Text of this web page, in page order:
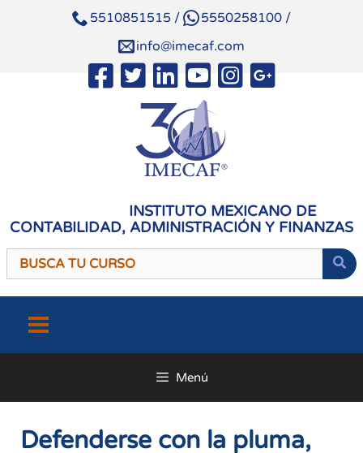
5510851515 / 5550258100 /
info@imecaf.com
INSTITUTO MEXICANO DE
CONTABILIDAD, ADMINISTRACIÓN Y FINANZAS
contenido
Menú
Defenderse con la pluma,